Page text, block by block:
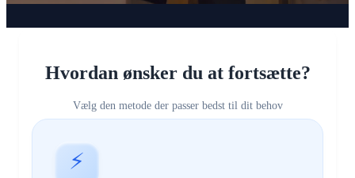
Hvordan ønsker du at fortsætte?
Vælg den metode der passer bedst til dit behov
⚡